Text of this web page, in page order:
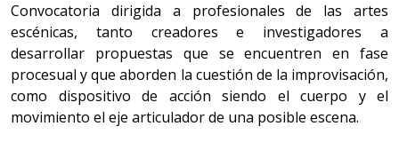
Convocatoria dirigida a profesionales de las artes
escénicas, tanto creadores e investigadores a
desarrollar propuestas que se encuentren en fase
procesual y que aborden la cuestión de la improvisación,
como dispositivo de acción siendo el cuerpo y el
movimiento el eje articulador de una posible escena.